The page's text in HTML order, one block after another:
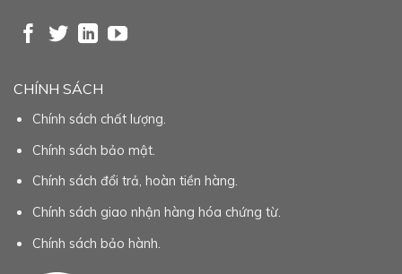
CHÍNH SÁCH
Chính sách chất lượng.
Chính sách bảo mật.
Chính sách đổi trả, hoàn tiền hàng.
Chính sách giao nhận hàng hóa chứng từ.
Chính sách bảo hành.